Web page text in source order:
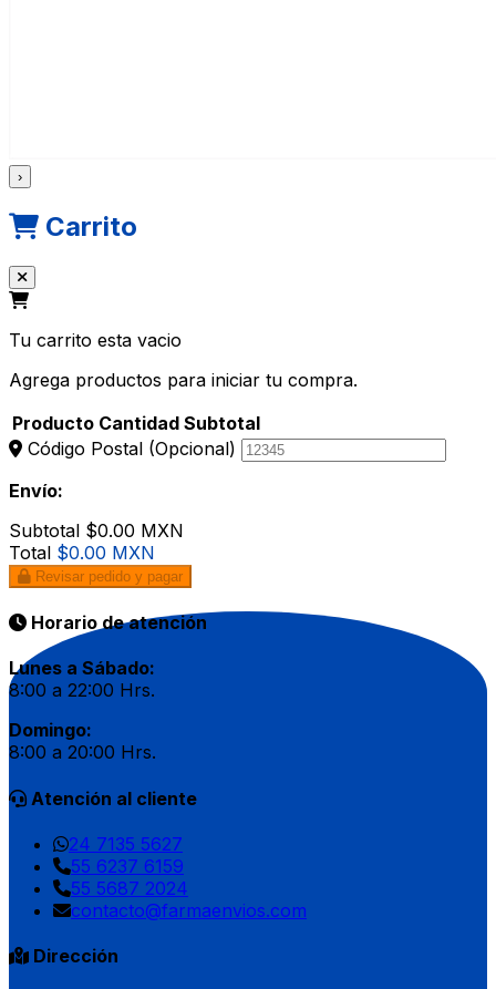
›
Carrito
Tu carrito esta vacio
Agrega productos para iniciar tu compra.
Producto Cantidad Subtotal
Código Postal (Opcional)
Envío:
Subtotal $0.00 MXN
Total $0.00 MXN
Revisar pedido y pagar
Horario de atención
Lunes a Sábado:
8:00 a 22:00 Hrs.
Domingo:
8:00 a 20:00 Hrs.
Atención al cliente
24 7135 5627
55 6237 6159
55 5687 2024
contacto@farmaenvios.com
Dirección